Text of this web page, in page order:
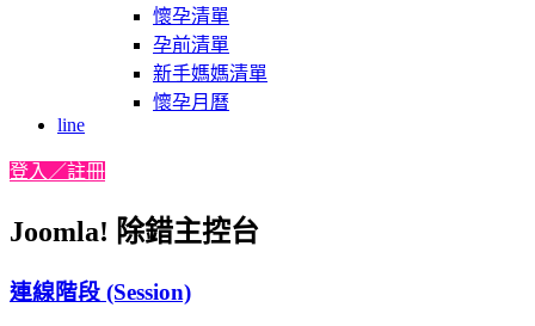
懷孕清單
孕前清單
新手媽媽清單
懷孕月曆
line
登入／註冊
Joomla! 除錯主控台
連線階段 (Session)